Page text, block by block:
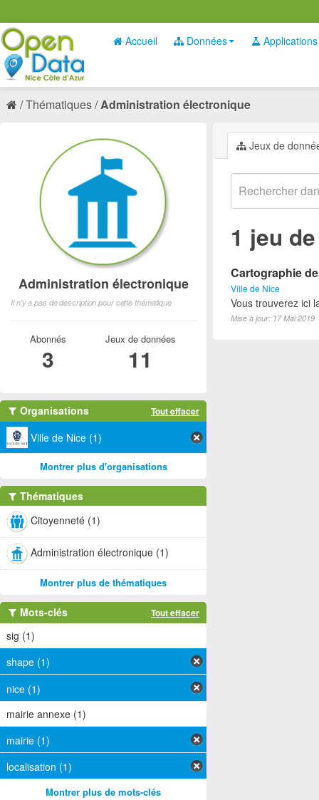
Accueil Données Applications
Thématiques Administration électronique
Jeux de
1 jeu
Cartographie
Ville de Nice
Vous trouverez ici
Mise à jour: 17 Mai 2019
Administration électronique
Il n'y a pas de description pour cette thématique
Abonnés
3
Jeux de données
11
Organisations Tout effacer
Ville de Nice (1)
Montrer plus d'organisations
Thématiques
Citoyenneté (1)
Administration électronique (1)
Montrer plus de thématiques
Mots-clés Tout effacer
sig (1)
shape (1)
nice (1)
mairie annexe (1)
mairie (1)
localisation (1)
Montrer plus de mots-clés